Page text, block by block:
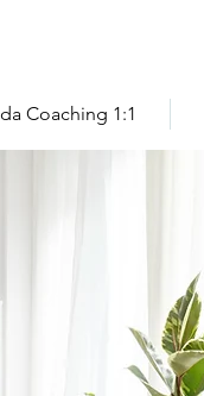
Coaching 1:1